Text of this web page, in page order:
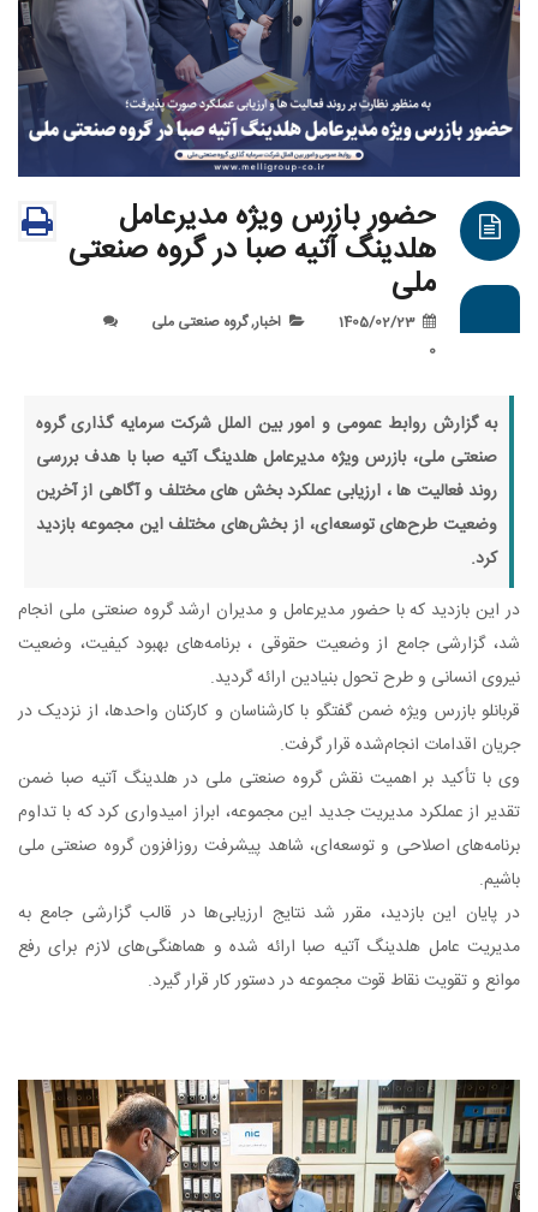
حضور بازرس ویژه مدیرعامل
هلدینگ آتیه صبا در گروه صنعتی
ملی
اخبار,گروه صنعتی ملی
گزارش روابط‌ عمومی و امور بین الملل شرکت سرمایه گذاری گروه
ملی، بازرس ویژه مدیرعامل هلدینگ آتیه صبا با هدف بررسی
فعالیت ها ، ارزیابی عملکرد بخش های مختلف و آگاهی از آخرین
طرح‌های توسعه‌ای، از بخش‌های مختلف این مجموعه بازدید
بازدید که با حضور مدیرعامل و مدیران ارشد گروه صنعتی ملی انجام
جامع از وضعیت حقوقی ، برنامه‌های بهبود کیفیت، وضعیت
انسانی و طرح تحول بنیادین ارائه گردید.
بازرس ویژه ضمن گفتگو با کارشناسان و کارکنان واحدها، از نزدیک در
اقدامات انجام‌شده قرار گرفت.
تأکید بر اهمیت نقش گروه صنعتی ملی در هلدینگ آتیه صبا ضمن
از عملکرد مدیریت جدید این مجموعه، ابراز امیدواری کرد که با تداوم
اصلاحی و توسعه‌ای، شاهد پیشرفت روزافزون گروه صنعتی ملی
این بازدید، مقرر شد نتایج ارزیابی‌ها در قالب گزارشی جامع به
عامل هلدینگ آتیه صبا ارائه شده و هماهنگی‌های لازم برای رفع
و تقویت نقاط قوت مجموعه در دستور کار قرار گیرد.